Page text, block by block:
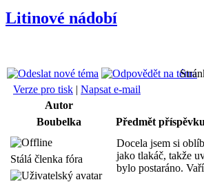
Litinové nádobí
Verze pro tisk | Napsat e-mail
Autor
Boubelka
Předmět
Stálá členka fóra
Docela jsem si
jako tlakáč, takže
bylo postaráno.